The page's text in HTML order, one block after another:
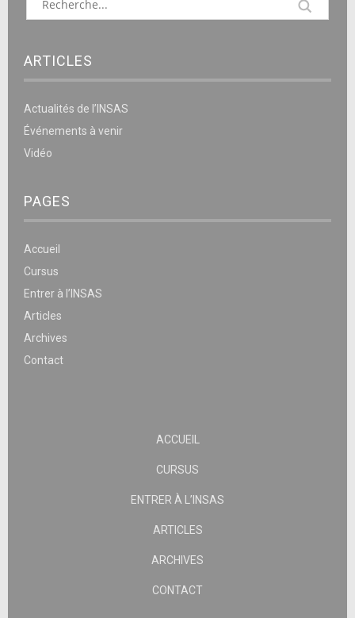
ARTICLES
Actualités de l’INSAS
Événements à venir
Vidéo
PAGES
Accueil
Cursus
Entrer à l’INSAS
Articles
Archives
Contact
ACCUEIL
CURSUS
ENTRER À L’INSAS
ARTICLES
ARCHIVES
CONTACT